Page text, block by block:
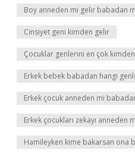
Boy anneden mi gelir babadan
Cinsiyet geni kimden gelir
Çocuklar genlerini en çok kimden
Erkek bebek babadan hangi
Erkek çocuk anneden mi
Erkek çocukları zekayı anneden
Hamileyken kime bakarsan ona